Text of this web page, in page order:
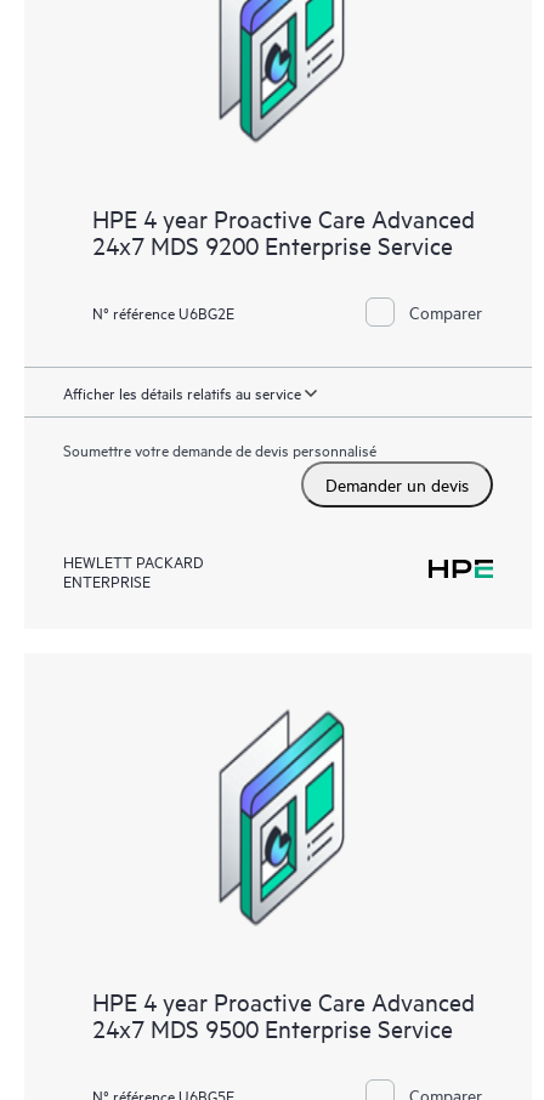
HPE 4 year Proactive Care Advanced
24x7 MDS 9200 Enterprise Service
N° référence U6BG2E Comparer
Afficher les détails relatifs au service
Soumettre votre demande de devis personnalisé
Demander un devis
HEWLETT PACKARD
ENTERPRISE
HPE 4 year Proactive Care Advanced
24x7 MDS 9500 Enterprise Service
N° référence U6BG5E Comparer